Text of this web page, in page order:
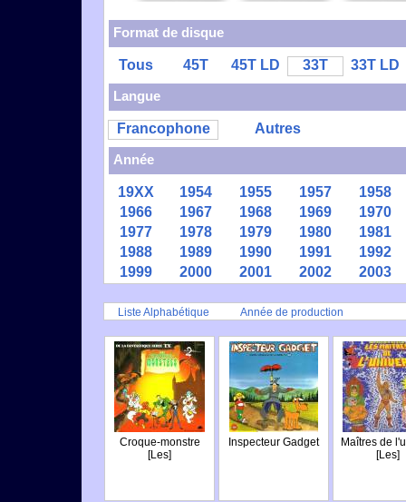
Format de disque
Tous 45T 45T LD 33T
33T LD
Langue
Francophone
Autres
Année
19XX 1954 1955 1957
1958
1966
1967 1968 1969
1970
1977
1978 1979 1980
1981
1988
1989 1990 1991
1992
1999
2000 2001 2002 2003
Liste Alphabétique Année de production
Croque-monstre
[Les]
Inspecteur Gadget
Maîtres de
[Les]